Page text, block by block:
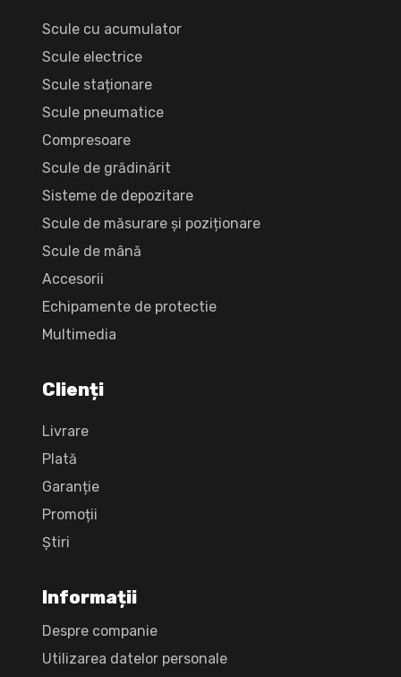
Scule cu acumulator
Scule electrice
Scule staționare
Scule pneumatice
Compresoare
Scule de grădinărit
Sisteme de depozitare
Scule de măsurare și poziționare
Scule de mână
Accesorii
Echipamente de protectie
Multimedia
Clienți
Livrare
Plată
Garanție
Promoții
Știri
Informații
Despre companie
Utilizarea datelor personale